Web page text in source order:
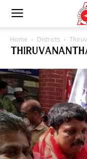
Home Districts